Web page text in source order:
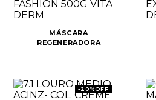
MÁSCARA
REGENERADORA
-20%OFF